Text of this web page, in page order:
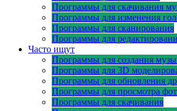
Программы для скачивания
Программы для изменения
Программы для сканирования
Программы для
Часто ищут
Программы для создания
Программы для 3D
Программы для обновления
Программы для просмотра
Программы для скачивания